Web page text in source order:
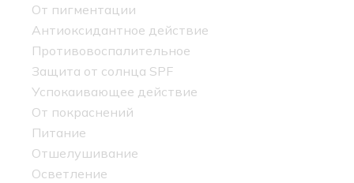
От пигментации
Антиоксидантное действие
Противовоспалительное
Защита от солнца SPF
Успокаивающее действие
От покраснений
Питание
Отшелушивание
Осветление